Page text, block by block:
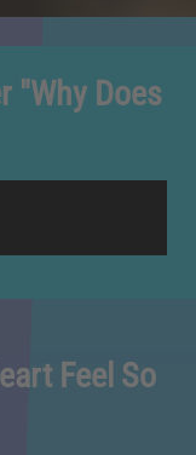
"Why Does
Feel So